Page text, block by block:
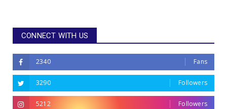
CONNECT WITH US
2340 Fans
3290 Followers
5212 Followers